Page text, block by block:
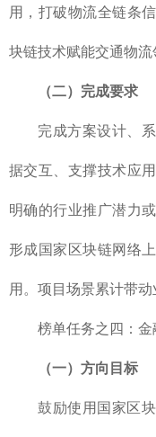
用，打破物流全链条
块链技术赋能交通物流
（二）完成要求
完成方案设计、
据交互、支撑技术应
明确的行业推广潜力
形成国家区块链网络
用。项目场景累计带动
榜单任务之四：
（一）方向目标
鼓励使用国家区